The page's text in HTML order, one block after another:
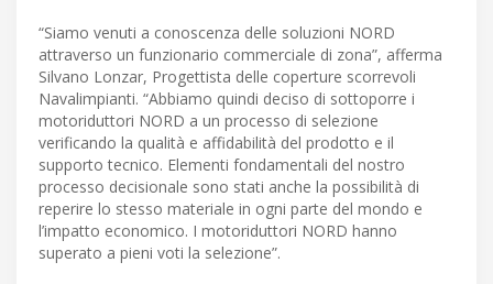
“Siamo venuti a conoscenza delle soluzioni NORD
attraverso un funzionario commerciale di zona”, afferma
Silvano Lonzar, Progettista delle coperture scorrevoli
Navalimpianti. “Abbiamo quindi deciso di sottoporre i
motoriduttori NORD a un processo di selezione
verificando la qualità e affidabilità del prodotto e il
supporto tecnico. Elementi fondamentali del nostro
processo decisionale sono stati anche la possibilità di
reperire lo stesso materiale in ogni parte del mondo e
l’impatto economico. I motoriduttori NORD hanno
superato a pieni voti la selezione”.